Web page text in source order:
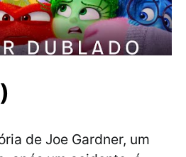
de Joe Gardner, um